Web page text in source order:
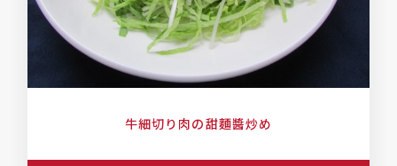
牛細切り肉の甜麵醬炒め